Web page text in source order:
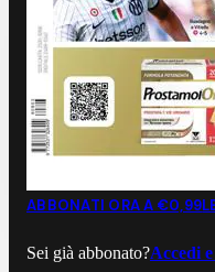
ABBONATI ORA A €0,99
Sei già abbonato?Accedi